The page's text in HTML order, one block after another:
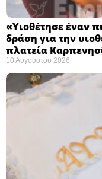
«Υιοθέτησε έναν
δράση για την
πλατεία
10 Αυγούστου 2026